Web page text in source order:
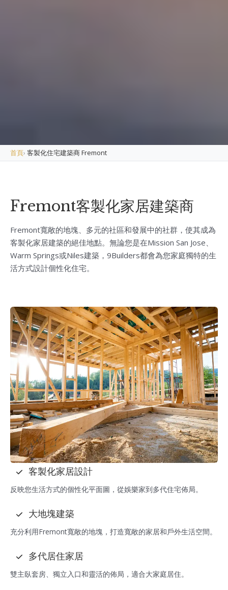
首頁› 客製化住宅建築商 Fremont
Fremont客製化家居建築商
Fremont寬敞的地塊、多元的社區和發展中的社群，使其成為
客製化家居建築的絕佳地點。無論您是在Mission San Jose、
Warm Springs或Niles建築，9Builders都會為您家庭獨特的生
活方式設計個性化住宅。
客製化家居設計
反映您生活方式的個性化平面圖，從娛樂家到多代住宅佈局。
大地塊建築
充分利用Fremont寬敞的地塊，打造寬敞的家居和戶外生活空間。
多代居住家居
雙主臥套房、獨立入口和靈活的佈局，適合大家庭居住。